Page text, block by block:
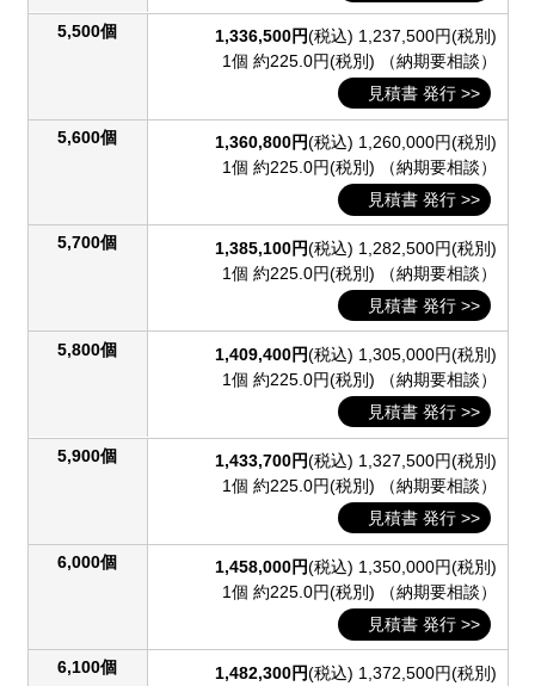
5,500個 1,336,500円(税込) 1,237,500円(税別)
1個 約225.0円(税別) （納期要相談）
見積書 発行 >>
5,600個 1,360,800円(税込) 1,260,000円(税別)
1個 約225.0円(税別) （納期要相談）
見積書 発行 >>
5,700個 1,385,100円(税込) 1,282,500円(税別)
1個 約225.0円(税別) （納期要相談）
見積書 発行 >>
5,800個 1,409,400円(税込) 1,305,000円(税別)
1個 約225.0円(税別) （納期要相談）
見積書 発行 >>
5,900個 1,433,700円(税込) 1,327,500円(税別)
1個 約225.0円(税別) （納期要相談）
見積書 発行 >>
6,000個 1,458,000円(税込) 1,350,000円(税別)
1個 約225.0円(税別) （納期要相談）
見積書 発行 >>
6,100個 1,482,300円(税込) 1,372,500円(税別)